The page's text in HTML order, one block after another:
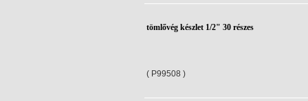
tömlővég készlet 1/2" 30 részes
( P99508 )